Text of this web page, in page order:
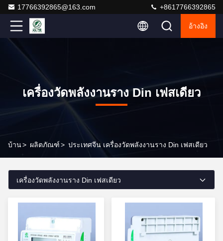
17766392865@163.com +8617766392865
อ้างอิง
เครื่องวัดพลังงานราง Din เฟสเดียว
บ้าน> ผลิตภัณฑ์> ประเทศจีน เครื่องวัดพลังงานราง Din เฟสเดียว
เครื่องวัดพลังงานราง Din เฟสเดียว